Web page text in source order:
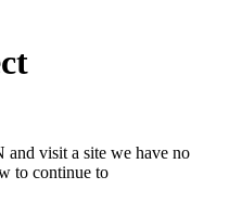
and visit a site we have no
to continue to